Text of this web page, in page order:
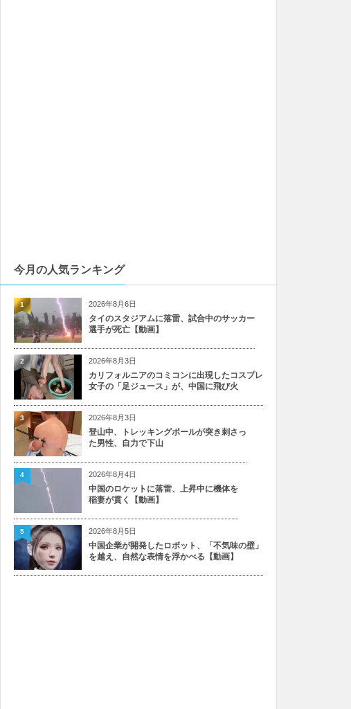
今月の人気ランキング
2026年8月6日
タイのスタジアムに落雷、試合中のサッカー
選手が死亡【動画】
1
2026年8月3日
カリフォルニアのコミコンに出現したコスプレ
女子の「足ジュース」が、中国に飛び火
2
2026年8月3日
登山中、トレッキングポールが突き刺さっ
た男性、自力で下山
3
2026年8月4日
中国のロケットに落雷、上昇中に機体を
稲妻が貫く【動画】
4
2026年8月5日
中国企業が開発したロボット、「不気味の壁」
を越え、自然な表情を浮かべる【動画】
5